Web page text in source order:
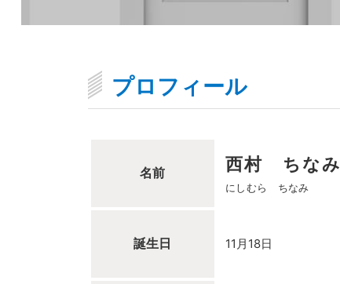
プロフィール
名前 西村 ちなみ
にしむら ちなみ
誕生日 11月18日